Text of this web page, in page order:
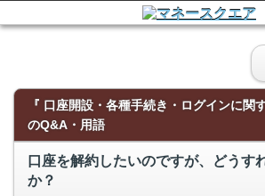
『 口座開設・各種手続き・ログインに関
のQ&A・用語
口座を解約したいのですが、どうす
か？